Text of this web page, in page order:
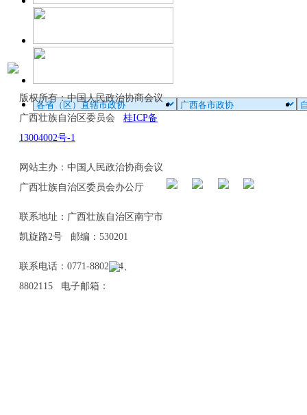
版权所有：中国人民政治协商会议
广西壮族自治区委员会 桂ICP备
13004002号-1
网站主办：中国人民政治协商会议
广西壮族自治区委员会办公厅
联系地址：广西壮族自治区南宁市
凯旋路2号 邮编：530201
联系电话：0771-8802114、
8802115 电子邮箱：